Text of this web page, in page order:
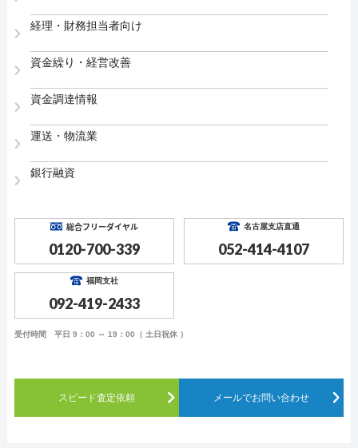
経理・財務担当者向け
資金繰り・経営改善
資金調達情報
運送・物流業
銀行融資
総合フリーダイヤル
0120-700-339
名古屋支店直通
052-414-4107
福岡支社
092-419-2433
受付時間 平日 9：00 ～ 19：00（ 土日祝休 ）
スピード査定依頼 メールでお問い合わせ